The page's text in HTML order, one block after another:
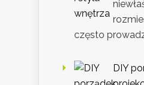
często
DIY